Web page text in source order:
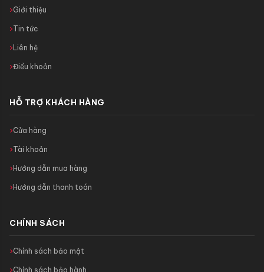
Giới thiệu
Tin tức
Liên hệ
Điều khoản
HỖ TRỢ KHÁCH HÀNG
Cửa hàng
Tài khoản
Hướng dẫn mua hàng
Hướng dẫn thanh toán
CHÍNH SÁCH
Chính sách bảo mật
Chính sách bảo hành